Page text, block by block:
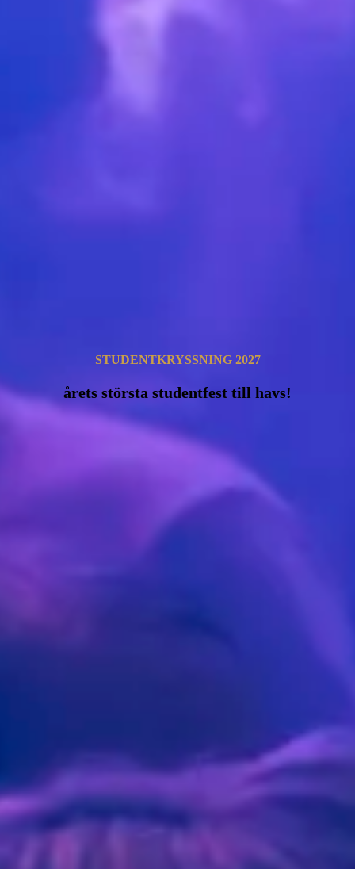
STUDENT­KRYSSNING 2027
årets största studentfest till havs!